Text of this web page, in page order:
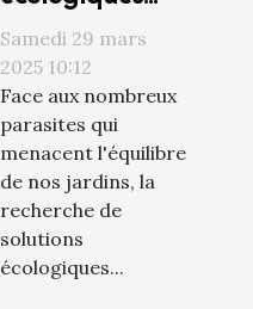
pour lutter
contre les
parasites du
jardin
méthodes
naturelles et
efficaces
Samedi 29 mars
2025 10:12
Face aux nombreux
parasites qui
menacent l'équilibre
de nos jardins, la
recherche de
solutions
écologiques...